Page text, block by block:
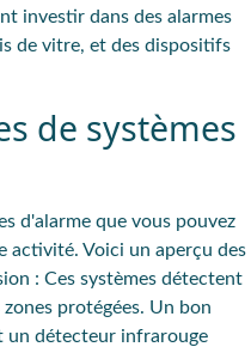
investir dans des alarmes
de vitre, et des dispositifs
de systèmes
d'alarme que vous pouvez
activité. Voici un aperçu des
: Ces systèmes détectent
protégées. Un bon
un détecteur infrarouge